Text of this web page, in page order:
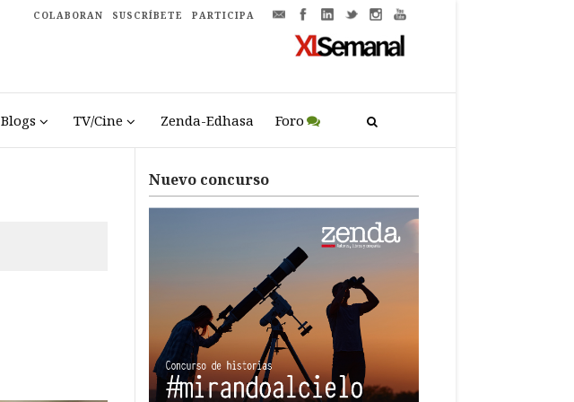
COLABORAN SUSCRÍBETE PARTICIPA
Blogs TV/Cine Zenda-Edhasa Foro
Nuevo concurso